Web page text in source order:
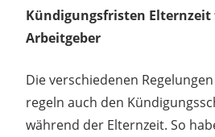
Kündigungsfristen Elternzeit
Arbeitgeber
Die verschiedenen
regeln auch den
während der Elternzeit. So